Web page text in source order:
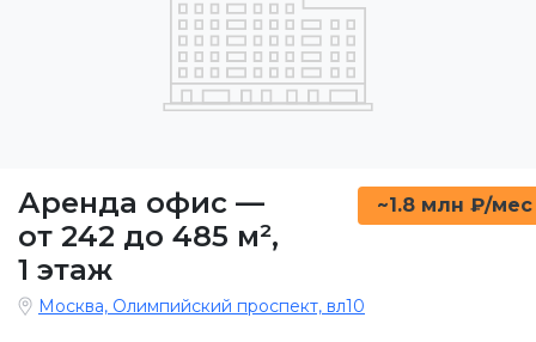
Аренда офис —
от 242 до 485 м²,
1 этаж
~1.8 млн ₽/мес
Москва, Олимпийский проспект, вл10